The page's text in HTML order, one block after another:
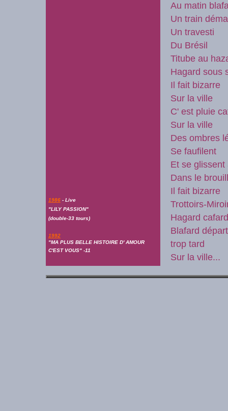
1986 - Live
"LILY PASSION"
(double-33 tours)
1992
"MA PLUS BELLE HISTOIRE D' AMOUR
C'EST VOUS" -11
Au matin
Un train
Un travesti
Du Brésil
Titube au
Hagard sous
Il fait bizarre
Sur la ville
C' est pluie
Sur la ville
Des ombres
Se faufilent
Et se glissent
Dans le
Il fait bizarre
Trottoirs-
Hagard cafard
Blafard départ
trop tard
Sur la ville...